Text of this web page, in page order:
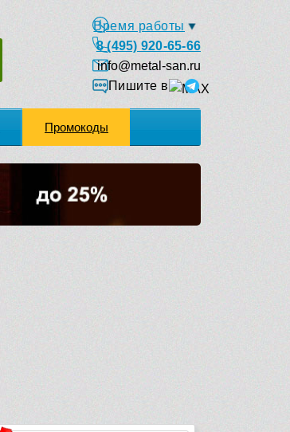
Время работы
8 (495) 920-65-66
info@metal-san.ru
Пишите в
Промокоды